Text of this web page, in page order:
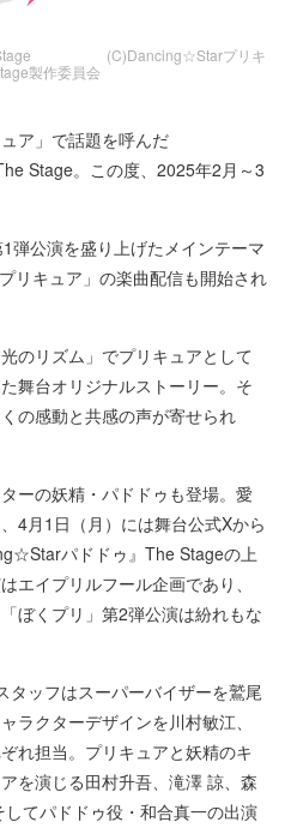
Stage (C)Dancing☆Starプリキ
製作委員会
ア」で話題を呼んだ
Stage。この度、2025年2月～3
弾公演を盛り上げたメインテーマ
リキュア」の楽曲配信も開始され
のリズム」でプリキュアとして
舞台オリジナルストーリー。そ
の感動と共感の声が寄せられ
ーの妖精・パドドゥも登場。愛
4月1日（月）には舞台公式Xから
パドドゥ』The Stageの上
エイプリルフール企画であり、
ぼくプリ」第2弾公演は紛れもな
タッフはスーパーバイザーを鷲尾
ラクターデザインを川村敏江、
れ担当。プリキュアと妖精のキ
を演じる田村升吾、滝澤 諒、森
てパドドゥ役・和合真一の出演